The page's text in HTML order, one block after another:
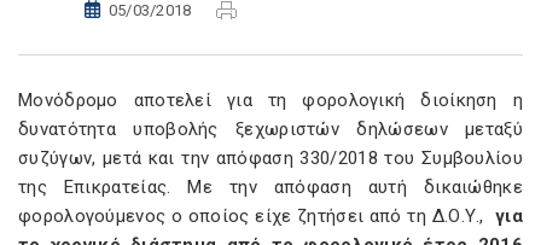
05/03/2018
Μονόδρομο αποτελεί για τη φορολογική διοίκηση η
δυνατότητα υποβολής ξεχωριστών δηλώσεων μεταξύ
συζύγων, μετά και την απόφαση 330/2018 του Συμβουλίου
της Επικρατείας. Με την απόφαση αυτή δικαιώθηκε
φορολογούμενος ο οποίος είχε ζητήσει από τη Δ.Ο.Υ.,
για